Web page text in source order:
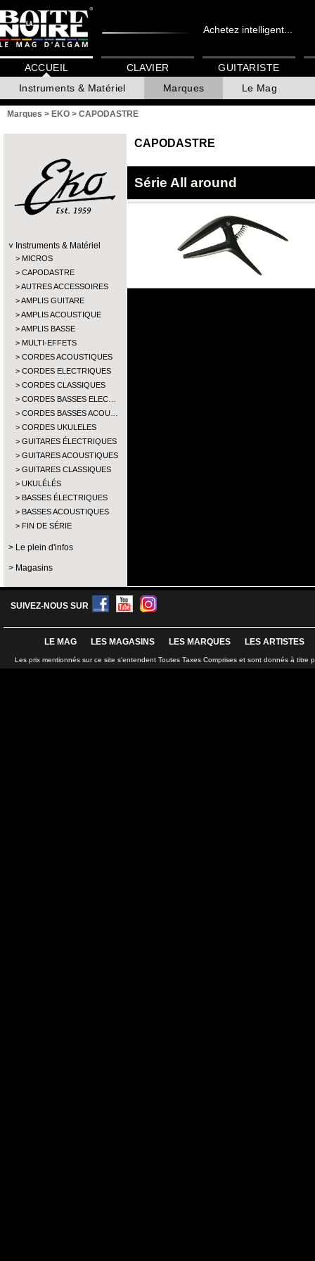
Achetez intelligent...
ACCUEIL
Instruments & Matériel
Marques Le Mag
CLAVIER GUITARISTE
Marques > EKO > CAPODASTRE
Instruments & Matériel
MICROS
CAPODASTRE
AUTRES ACCESSOIRES
AMPLIS GUITARE
AMPLIS ACOUSTIQUE
AMPLIS BASSE
MULTI-EFFETS
CORDES ACOUSTIQUES
CORDES ELECTRIQUES
CORDES CLASSIQUES
CORDES BASSES ELEC…
CORDES BASSES ACOU…
CORDES UKULELES
GUITARES ÉLECTRIQUES
GUITARES ACOUSTIQUES
GUITARES CLASSIQUES
UKULÉLÉS
BASSES ÉLECTRIQUES
BASSES ACOUSTIQUES
FIN DE SÉRIE
Le plein d'infos
Magasins
CAPODASTRE
Série All around
SUIVEZ-NOUS SUR
LE MAG LES MAGASINS LES MARQUES LES ARTISTES
Les prix mentionnés sur ce site s'entendent Toutes Taxes Comprises et sont donnés à